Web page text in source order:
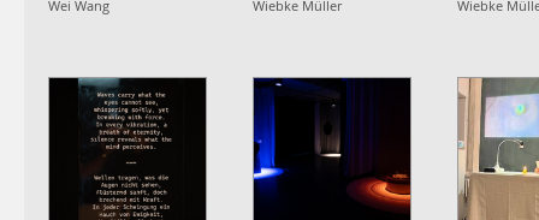
Wei Wang Wiebke Müller Wiebke